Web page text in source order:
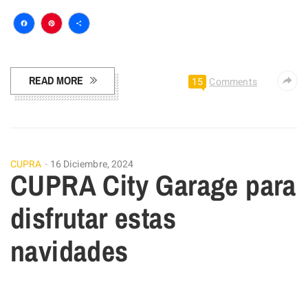
Facebook
Pinterest
Compartir
READ MORE 15 Comments
CUPRA 16 Diciembre, 2024
CUPRA City Garage para
disfrutar estas
navidades